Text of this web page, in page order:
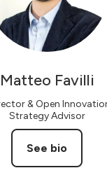
Matteo Favilli
& Open
Strategy Advisor
See bio